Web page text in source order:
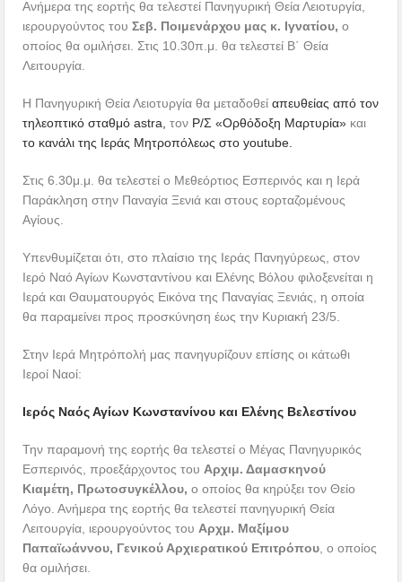
Ανήμερα της εορτής θα τελεστεί Πανηγυρική Θεία Λειοτυργία,
ιερουργούντος τουΣεβ. Ποιμενάρχου μας κ. Ιγνατίου,ο
οποίος θα ομιλήσει. Στις 10.30π.μ. θα τελεστεί Β΄ Θεία
Λειτουργία.
Η Πανηγυρική Θεία Λειοτυργία θα μεταδοθεί απευθείας από τον
τηλεοπτικό σταθμό astra, τον Ρ/Σ «Ορθόδοξη Μαρτυρία» και
το κανάλι της Ιεράς Μητροπόλεως στο youtube.
Στις 6.30μ.μ. θα τελεστεί ο Μεθεόρτιος Εσπερινός και η Ιερά
Παράκληση στην Παναγία Ξενιά και στους εορταζομένους
Αγίους.
Υπενθυμίζεται ότι, στο πλαίσιο της Ιεράς Πανηγύρεως, στον
Ιερό Ναό Αγίων Κωνσταντίνου και Ελένης Βόλου φιλοξενείται η
Ιερά και Θαυματουργός Εικόνα της Παναγίας Ξενιάς, η οποία
θα παραμείνει προς προσκύνηση έως την Κυριακή 23/5.
Στην Ιερά Μητρόπολή μας πανηγυρίζουν επίσης οι κάτωθι
Ιεροί Ναοί:
Ιερός Ναός Αγίων Κωνστανίνου και Ελένης Βελεστίνου
Την παραμονή της εορτής θα τελεστεί ο Μέγας Πανηγυρικός
Εσπερινός, προεξάρχοντος του Αρχιμ. Δαμασκηνού
Κιαμέτη, Πρωτοσυγκέλλου,ο οποίος θα κηρύξει τον Θείο
Λόγο. Ανήμερα της εορτής θα τελεστεί πανηγυρική Θεία
Λειτουργία, ιερουργούντος του Αρχμ. Μαξίμου
Παπαϊωάννου, Γενικού Αρχιερατικού Επιτρόπου , ο οποίος
θα ομιλήσει.